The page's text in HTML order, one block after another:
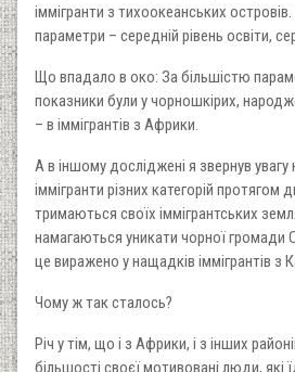
іммігранти з тихоокеанських островів.
параметри – середній рівень освіти,
Що впадало в око: За більшістю
показники були у чорношкірих,
– в іммігрантів з Африки.
А в іншому досліджені я звернув
іммігранти різних категорій протягом
тримаються своїх іммігрантських
намагаються уникати чорної громади
це виражено у нащадків іммігрантів з
Чому ж так сталось?
Річ у тім, що і з Африки, і з інших
більшості своєї мотивовані люди, які